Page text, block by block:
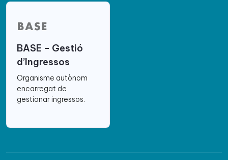
BASE – Gestió
d’Ingressos
Organisme autònom
encarregat de
gestionar ingressos.